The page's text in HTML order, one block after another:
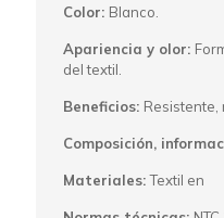
Color: Blanco.
Apariencia y olor:
del textil.
Beneficios: Resistente,
Composición,
Materiales:Textil en